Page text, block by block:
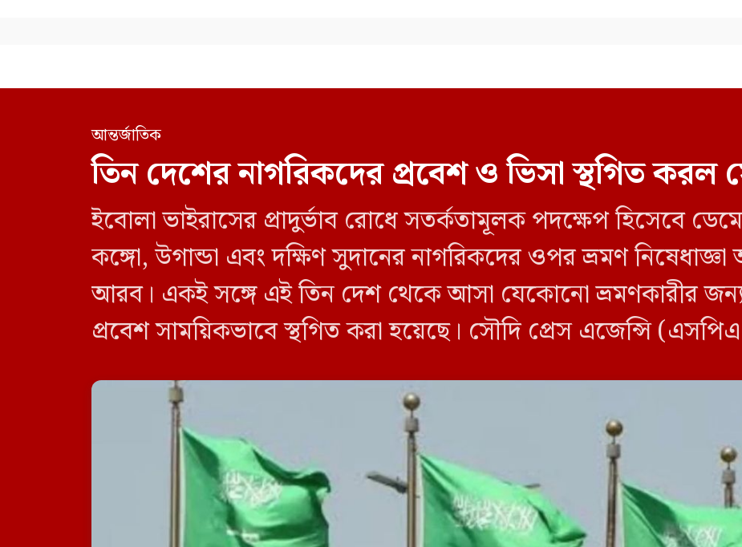
আন্তর্জাতিক
তিন দেশের নাগরিকদের প্রবেশ ও ভিসা স্থগিত
ইবোলা ভাইরাসের প্রাদুর্ভাব রোধে সতর্কতামূলক পদক্ষেপ হিসেবে
কঙ্গো, উগান্ডা এবং দক্ষিণ সুদানের নাগরিকদের ওপর ভ্রমণ
আরব। একই সঙ্গে এই তিন দেশ থেকে আসা যেকোনো ভ্রমণকারীর
প্রবেশ সাময়িকভাবে স্থগিত করা হয়েছে। সৌদি প্রেস এজেন্সি